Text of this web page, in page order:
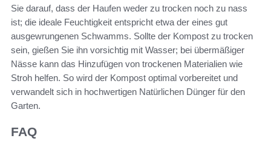
Sie darauf, dass der Haufen weder zu trocken noch zu nass
ist; die ideale Feuchtigkeit entspricht etwa der eines gut
ausgewrungenen Schwamms. Sollte der Kompost zu trocken
sein, gießen Sie ihn vorsichtig mit Wasser; bei übermäßiger
Nässe kann das Hinzufügen von trockenen Materialien wie
Stroh helfen. So wird der Kompost optimal vorbereitet und
verwandelt sich in hochwertigen Natürlichen Dünger für den
Garten.
FAQ